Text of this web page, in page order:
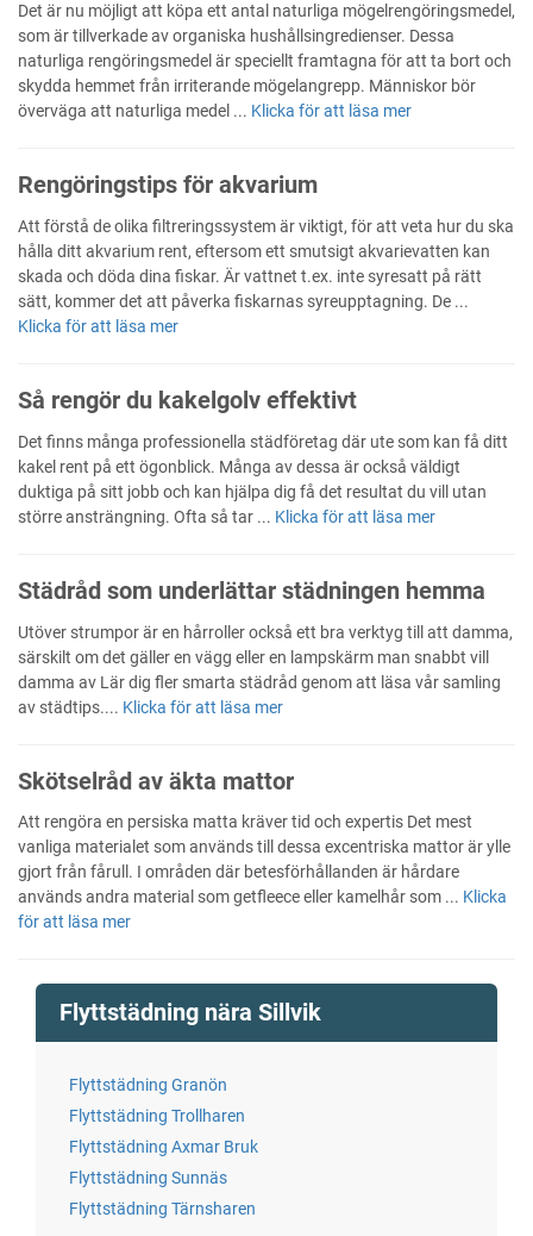
Det är nu möjligt att köpa ett antal naturliga mögelrengöringsmedel,
som är tillverkade av organiska hushållsingredienser. Dessa
naturliga rengöringsmedel är speciellt framtagna för att ta bort och
skydda hemmet från irriterande mögelangrepp. Människor bör
överväga att naturliga medel ... Klicka för att läsa mer
Rengöringstips för akvarium
Att förstå de olika filtreringssystem är viktigt, för att veta hur du ska
hålla ditt akvarium rent, eftersom ett smutsigt akvarievatten kan
skada och döda dina fiskar. Är vattnet t.ex. inte syresatt på rätt
sätt, kommer det att påverka fiskarnas syreupptagning. De ...
Klicka för att läsa mer
Så rengör du kakelgolv effektivt
Det finns många professionella städföretag där ute som kan få ditt
kakel rent på ett ögonblick. Många av dessa är också väldigt
duktiga på sitt jobb och kan hjälpa dig få det resultat du vill utan
större ansträngning. Ofta så tar ... Klicka för att läsa mer
Städråd som underlättar städningen hemma
Utöver strumpor är en hårroller också ett bra verktyg till att damma,
särskilt om det gäller en vägg eller en lampskärm man snabbt vill
damma av Lär dig fler smarta städråd genom att läsa vår samling
av städtips.... Klicka för att läsa mer
Skötselråd av äkta mattor
Att rengöra en persiska matta kräver tid och expertis Det mest
vanliga materialet som används till dessa excentriska mattor är ylle
gjort från fårull. I områden där betesförhållanden är hårdare
används andra material som getfleece eller kamelhår som ... Klicka
för att läsa mer
Flyttstädning nära Sillvik
Flyttstädning Granön
Flyttstädning Trollharen
Flyttstädning Axmar Bruk
Flyttstädning Sunnäs
Flyttstädning Tärnsharen